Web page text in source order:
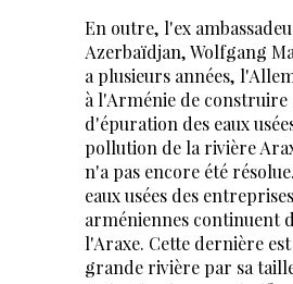
En outre, l'ex
Azerbaïdjan, Wolfgang
a plusieurs années,
à l'Arménie de construire
d'épuration des eaux
pollution de la rivière
n'a pas encore été
eaux usées des
arméniennes continuent
l'Araxe. Cette dernière
grande rivière par sa